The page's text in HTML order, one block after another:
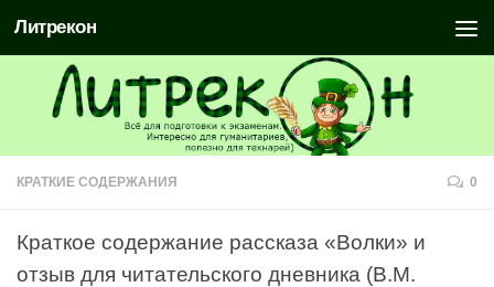
Литрекон
КРАТКИЕ СОДЕРЖАНИЯ 0
Краткое содержание рассказа «Волки» и
отзыв для читательского дневника (В.М.